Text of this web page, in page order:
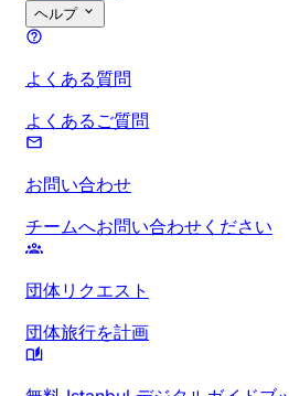
ヘルプ
よくある質問
よくあるご質問
お問い合わせ
チームへお問い合わせください
団体リクエスト
団体旅行を計画